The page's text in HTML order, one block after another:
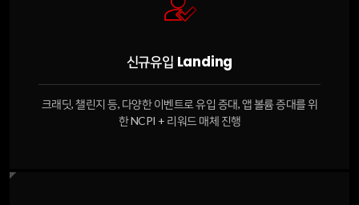
신규유입 Landing
크래딧, 챌린지 등, 다양한 이벤트로 유입 증대, 앱 볼륨 증대를 위
한 NCPI + 리워드 매체 진행